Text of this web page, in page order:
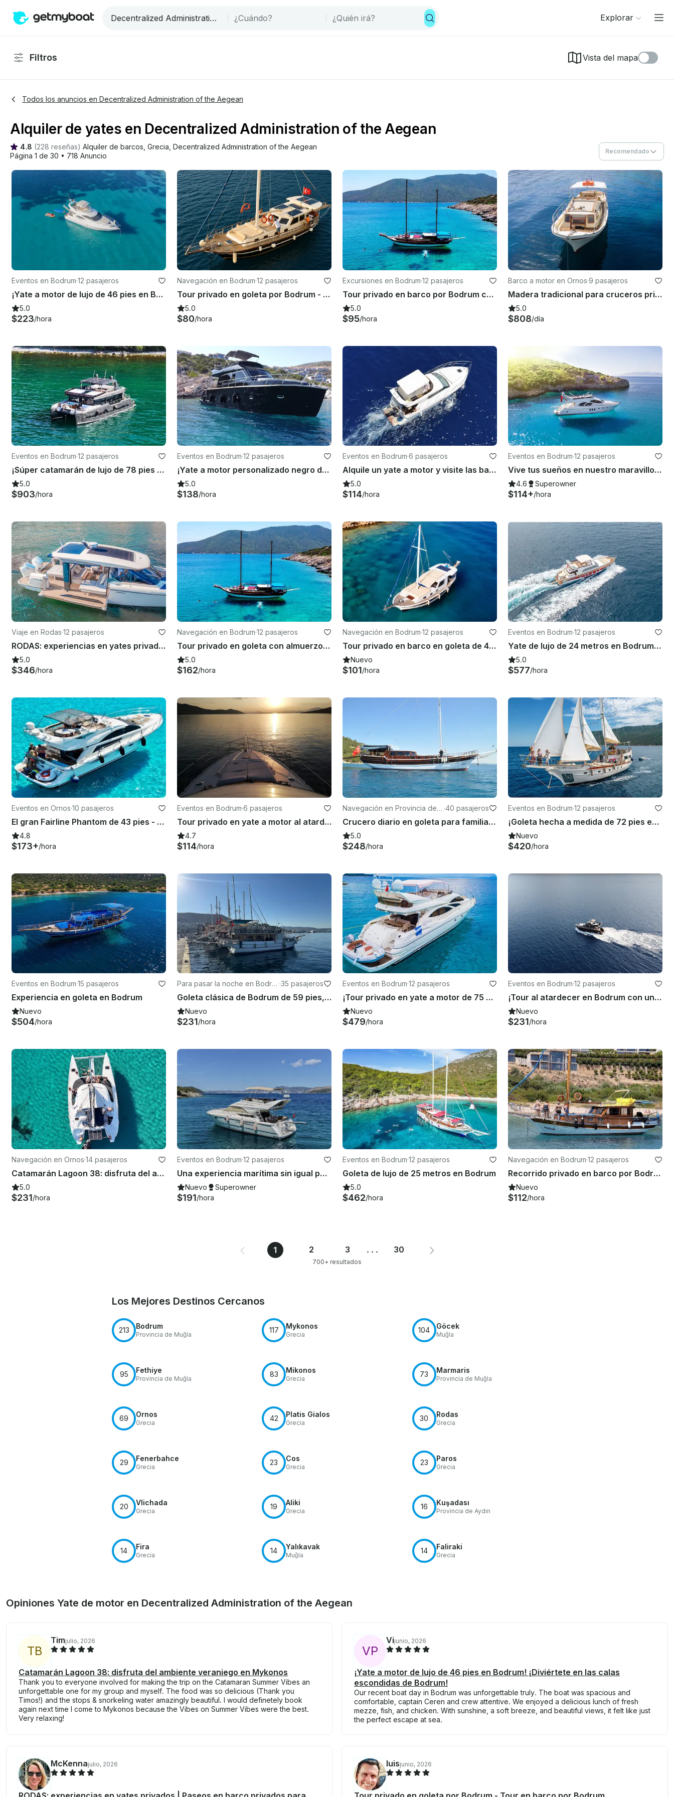
Explorar
Filtros Vista del mapa
Todos los anuncios en Decentralized Administration of the Aegean
Alquiler de yates en Decentralized Administration of the Aegean
4.8 (228 reseñas) Alquiler de barcos Grecia Decentralized Administration of the Aegean
Página 1 de 30 • 718 Anuncio
Recomendado
Eventos en Bodrum·12 pasajeros
¡Yate a motor de lujo de 46 pies en Bodrum! ¡Diviértete en las calas escondidas de Bodrum!
5.0
$223/hora
Navegación en Bodrum·12 pasajeros
Tour privado en goleta por Bodrum - Tour en barco por Bodrum
5.0
$80/hora
Excursiones en Bodrum·12 pasajeros
Tour privado en barco por Bodrum con goleta de lujo
5.0
$95/hora
Barco a motor en Ornos·9 pasajeros
Madera tradicional para cruceros privados.
5.0
$808/día
Eventos en Bodrum·12 pasajeros
¡Súper catamarán de lujo de 78 pies en Bodrum! ¡Disfruta de la costa turca!
5.0
$903/hora
Eventos en Bodrum·12 pasajeros
¡Yate a motor personalizado negro de 46 pies para un recorrido en Bodrum!
5.0
$138/hora
Eventos en Bodrum·6 pasajeros
Alquile un yate a motor y visite las bahías más hermosas de Bodrum
5.0
$114/hora
Eventos en Bodrum·12 pasajeros
Vive tus sueños en nuestro maravilloso yate en Bodrum.
4.6 Superowner
$114+/hora
Viaje en Rodas·12 pasajeros
RODAS: experiencias en yates privados | Paseos en barco privados para hasta 12 personas
5.0
$346/hora
Navegación en Bodrum·12 pasajeros
Tour privado en goleta con almuerzo durante 6 horas en Bodrum
5.0
$162/hora
Navegación en Bodrum·12 pasajeros
Tour privado en barco en goleta de 45 pies con destino a Bodrum: ¡impresionantes vistas!
Nuevo
$101/hora
Eventos en Bodrum·12 pasajeros
Yate de lujo de 24 metros en Bodrum con jacuzzi: programa de 6 horas
5.0
$577/hora
Eventos en Ornos·10 pasajeros
El gran Fairline Phantom de 43 pies - Mykonos
4.8
$173+/hora
Eventos en Bodrum·6 pasajeros
Tour privado en yate a motor al atardecer con cena
4.7
$114/hora
Navegación en Provincia de
Muğla
·40 pasajeros
Crucero diario en goleta para familias y grupos (25 huéspedes) en Bodrum
5.0
$248/hora
Eventos en Bodrum·12 pasajeros
¡Goleta hecha a medida de 72 pies en Bodrum!
Nuevo
$420/hora
Eventos en Bodrum·15 pasajeros
Experiencia en goleta en Bodrum
Nuevo
$504/hora
Para pasar la noche en Bodru
m
·35 pasajeros
Goleta clásica de Bodrum de 59 pies, capacidad máxima para 35 personas, almuerzo y cena
Nuevo
$231/hora
Eventos en Bodrum·12 pasajeros
¡Tour privado en yate a motor de 75 pies con lujosas comodidades!
Nuevo
$479/hora
Eventos en Bodrum·12 pasajeros
¡Tour al atardecer en Bodrum con un yate a motor negro personalizado de 46 pies!
Nuevo
$231/hora
Navegación en Ornos·14 pasajeros
Catamarán Lagoon 38: disfruta del ambiente veraniego en Mykonos
5.0
$231/hora
Eventos en Bodrum·12 pasajeros
Una experiencia marítima sin igual para 12 personas en un lujoso yate a motor de 44 pies
Nuevo Superowner
$191/hora
Eventos en Bodrum·12 pasajeros
Goleta de lujo de 25 metros en Bodrum
5.0
$462/hora
Navegación en Bodrum·12 pasajeros
Recorrido privado en barco por Bodrum a bordo de una goleta de 48 pies
Nuevo
$112/hora
1 2 3 ... 30
700+ resultados
Los Mejores Destinos Cercanos
213 Bodrum
Provincia de Muğla
117 Mykonos
Grecia
104 Göcek
Muğla
95 Fethiye
Provincia de Muğla
83 Mikonos
Grecia
73 Marmaris
Provincia de Muğla
69 Ornos
Grecia
42 Platis Gialos
Grecia
30 Rodas
Grecia
29 Fenerbahce
Grecia
23 Cos
Grecia
23 Paros
Grecia
20 Vlichada
Grecia
19 Aliki
Grecia
16 Kuşadası
Provincia de Aydin
14 Fira
Grecia
14 Yalıkavak
Muğla
14 Faliraki
Grecia
Opiniones Yate de motor en Decentralized Administration of the Aegean
TB
Timjulio, 2026
Catamarán Lagoon 38: disfruta del ambiente veraniego en Mykonos
Thank you to everyone involved for making the trip on the Catamaran Summer Vibes an
unforgettable one for my group and myself. The food was so delicious (Thank you
Timos!) and the stops & snorkeling water amazingly beautiful. I would definetely book
again next time I come to Mykonos because the Vibes on Summer Vibes were the best.
Very relaxing!
VP
Vijunio, 2026
¡Yate a motor de lujo de 46 pies en Bodrum! ¡Diviértete en las calas
escondidas de Bodrum!
Our recent boat day in Bodrum was unforgettable truly. The boat was spacious and
comfortable, captain Ceren and crew attentive. We enjoyed a delicious lunch of fresh
mezze, fish, and chicken. With sunshine, a soft breeze, and beautiful views, it felt like just
the perfect escape at sea.
McKennajulio, 2026 luisjunio, 2026